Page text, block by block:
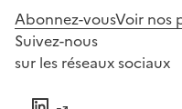
Abonnez-vousVoir nos
Suivez-nous
sur les réseaux sociaux